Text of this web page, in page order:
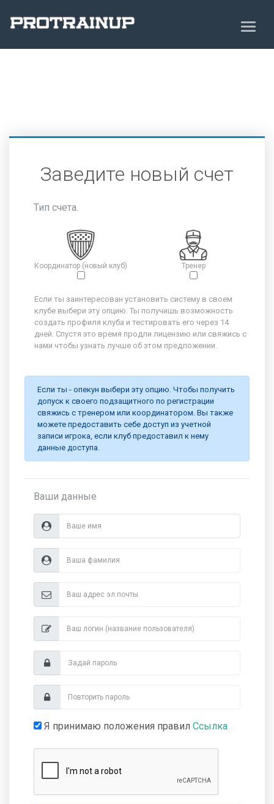
Заведите новый счет
Тип счета.
Координатор (новый клуб) Тренер
Если ты заинтересован установить систему в своем
клубе выбери эту опцию. Ты получишь возможность
создать профиля клуба и тестировать его через 14
дней. Спустя это время продли лицензию или свяжись с
нами чтобы узнать лучше об этом предложении.
Если ты - опекун выбери эту опцию. Чтобы получить
допуск к своего подзащитного по регистрации
свяжись с тренером или координатором. Вы также
можете предоставить себе доступ из учетной
записи игрока, если клуб предоставил к нему
данные доступа.
Ваши данные
Я принимаю положения правил Ссылка